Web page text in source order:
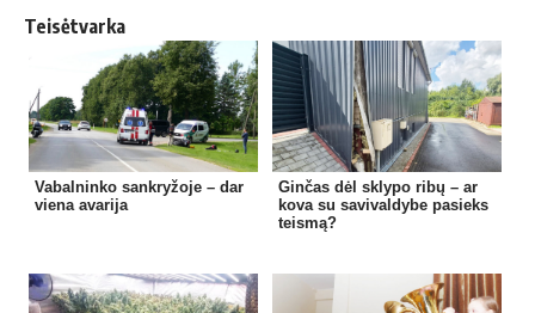
Teisėtvarka
Vabalninko sankryžoje – dar
viena avarija
Ginčas dėl sklypo ribų – ar
kova su savivaldybe pasieks
teismą?